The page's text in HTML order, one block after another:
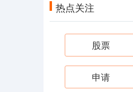
热点关注
股票
申请